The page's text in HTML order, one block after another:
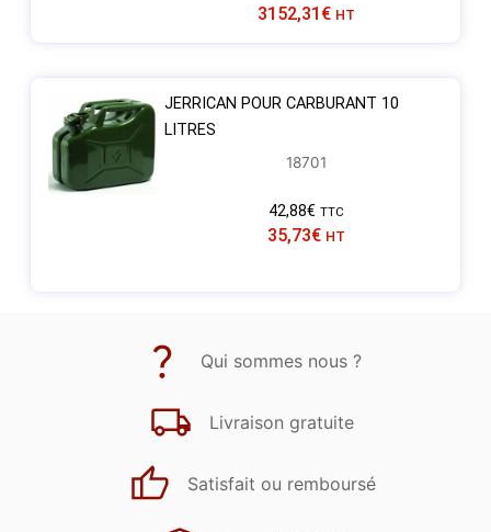
3152,31 € HT
JERRICAN POUR CARBURANT 10
LITRES
18701
42,88€ TTC
35,73€ HT
Qui sommes nous ?
Livraison gratuite
Satisfait ou remboursé